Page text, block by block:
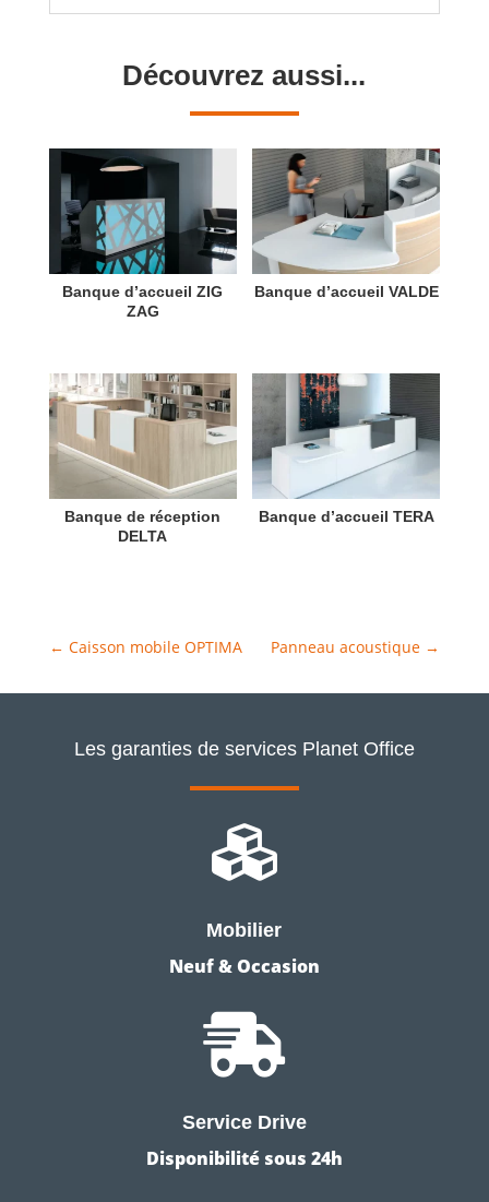
Découvrez aussi...
Banque d’accueil ZIG
ZAG
Banque d’accueil VALDE
Banque de réception
DELTA
Banque d’accueil TERA
← Caisson mobile OPTIMA Panneau acoustique →
Les garanties de services Planet Office

Mobilier
Neuf & Occasion

Service Drive
Disponibilité sous 24h